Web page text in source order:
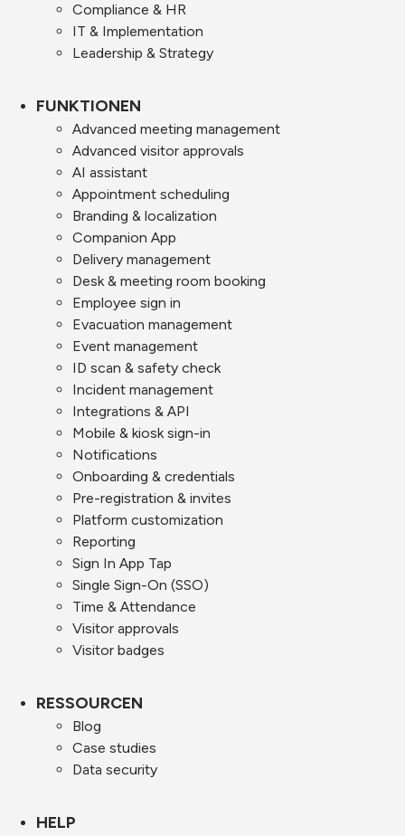
Compliance & HR
IT & Implementation
Leadership & Strategy
FUNKTIONEN
Advanced meeting management
Advanced visitor approvals
AI assistant
Appointment scheduling
Branding & localization
Companion App
Delivery management
Desk & meeting room booking
Employee sign in
Evacuation management
Event management
ID scan & safety check
Incident management
Integrations & API
Mobile & kiosk sign-in
Notifications
Onboarding & credentials
Pre-registration & invites
Platform customization
Reporting
Sign In App Tap
Single Sign-On (SSO)
Time & Attendance
Visitor approvals
Visitor badges
RESSOURCEN
Blog
Case studies
Data security
HELP